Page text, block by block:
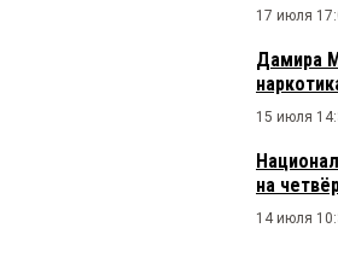
17 июля
Дамира
15 июля
на
14 июля